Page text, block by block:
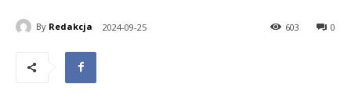
By Redakcja 2024-09-25 0
603